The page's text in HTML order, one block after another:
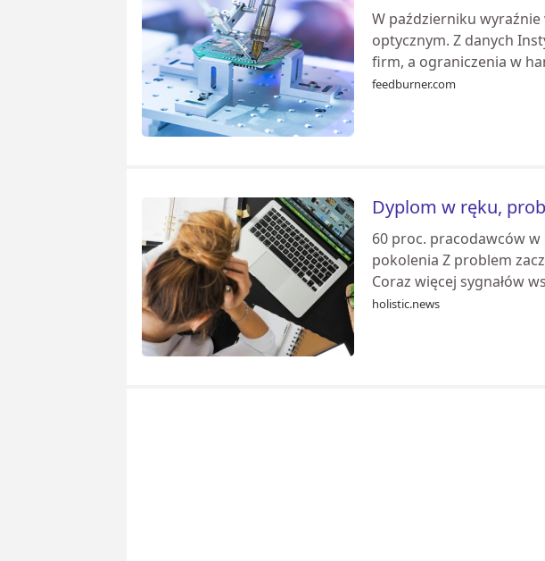
W październiku
optycznym. Z danych
firm, a ograniczenia w
feedburner.com
Dyplom w ręku,
60 proc. pracodawców w
pokolenia Z problem
Coraz więcej sygnałów
holistic.news